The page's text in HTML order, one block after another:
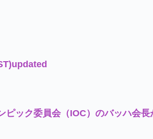
ング」、ガチで最強すぎるwww
小さくなった」 刃物店「刃の欠け
わるのは当たり前なんですが…」
ーパミン」出してる？？助けて…
ック委員会（IOC）のバッハ会長